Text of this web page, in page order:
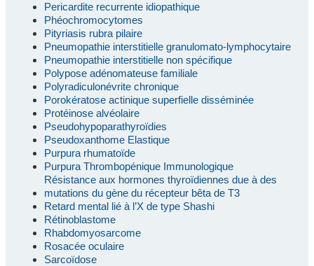
Pericardite recurrente idiopathique
Phéochromocytomes
Pityriasis rubra pilaire
Pneumopathie interstitielle granulomato-lymphocytaire
Pneumopathie interstitielle non spécifique
Polypose adénomateuse familiale
Polyradiculonévrite chronique
Porokératose actinique superfielle disséminée
Protéinose alvéolaire
Pseudohypoparathyroïdies
Pseudoxanthome Elastique
Purpura rhumatoïde
Purpura Thrombopénique Immunologique
Résistance aux hormones thyroïdiennes due à des
mutations du gène du récepteur bêta de T3
Retard mental lié à l’X de type Shashi
Rétinoblastome
Rhabdomyosarcome
Rosacée oculaire
Sarcoïdose